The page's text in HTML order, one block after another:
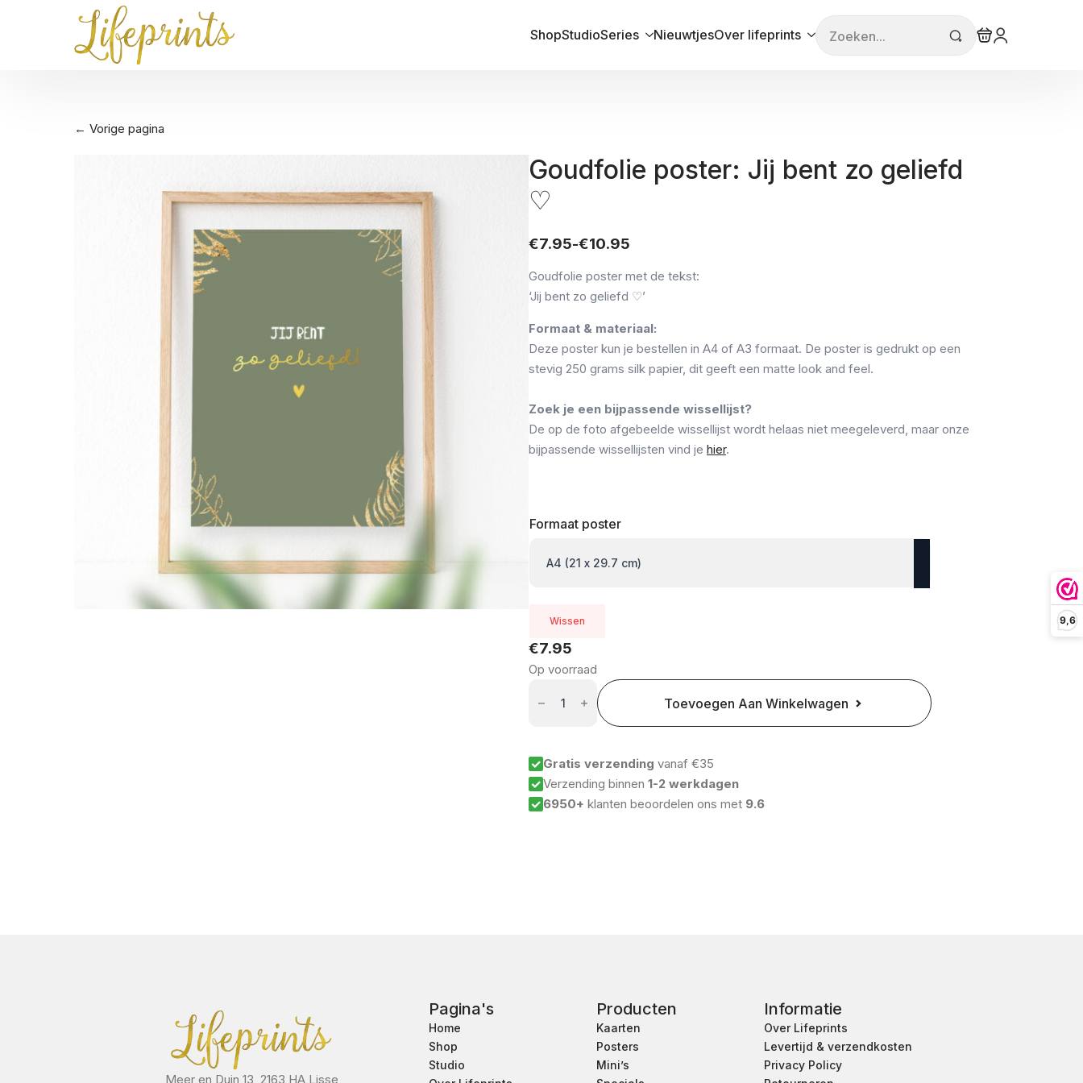
9,6
ShopStudioSeries NieuwtjesOver lifeprints
Search
for:
← Vorige pagina
Goudfolie poster: Jij bent zo geliefd
♡
€7.95-€10.95
Prijsklasse:
€7.95
tot
€10.95
Goudfolie poster met de tekst:
‘Jij bent zo geliefd ♡’
Formaat & materiaal:
Deze poster kun je bestellen in A4 of A3 formaat. De poster is gedrukt op een
stevig 250 grams silk papier, dit geeft een matte look and feel.
Zoek je een bijpassende wissellijst?
De op de foto afgebeelde wissellijst wordt helaas niet meegeleverd, maar onze
bijpassende wissellijsten vind je hier.
Formaat poster
Wissen
€7.95
Op voorraad
poster:
♡
aantal
Toevoegen Aan Winkelwagen
Gratis verzending vanaf €35
Verzending binnen 1-2 werkdagen
6950+ klanten beoordelen ons met 9.6
Meer en Duin 13, 2163 HA Lisse
Pagina's
Home
Shop
Studio
Producten
Kaarten
Posters
Mini’s
Informatie
Over Lifeprints
Levertijd & verzendkosten
Privacy Policy